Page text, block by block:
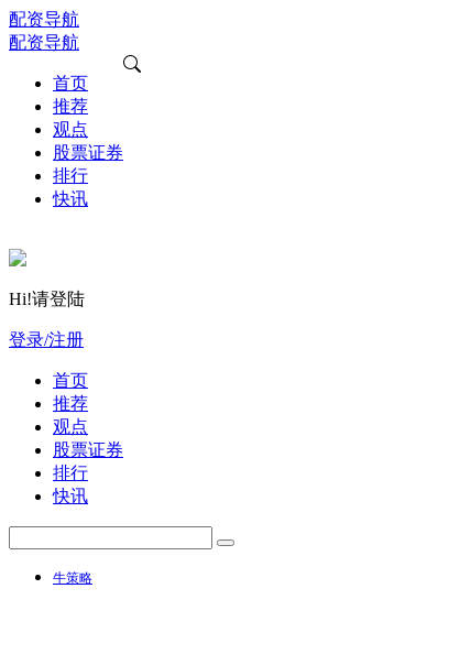
配资导航
配资导航
首页
推荐
观点
股票证券
排行
快讯
Hi!请登陆
登录/注册
首页
推荐
观点
股票证券
排行
快讯
牛策略